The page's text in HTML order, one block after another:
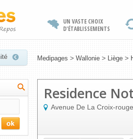
UN VASTE CHOIX
D'ÉTABLISSEMENTS
Medipages > Wallonie > Liège >
Residence
Avenue De La Croix-